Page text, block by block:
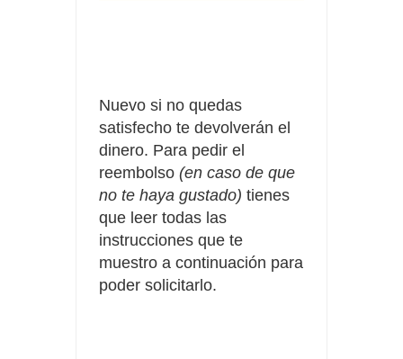
Nuevo si no quedas
satisfecho te devolverán el
dinero. Para pedir el
reembolso (en caso de que
no te haya gustado) tienes
que leer todas las
instrucciones que te
muestro a continuación para
poder solicitarlo.